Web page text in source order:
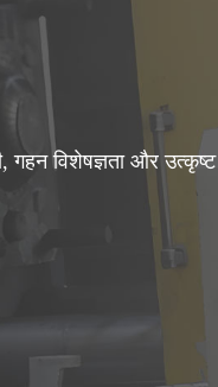
गहन विशेषज्ञता और